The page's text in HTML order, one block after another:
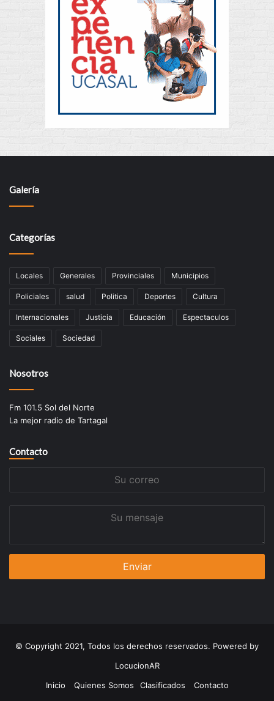
Galería
Categorías
Locales Generales Provinciales Municipios
Policiales salud Politica Deportes Cultura
Internacionales Justicia Educación Espectaculos
Sociales Sociedad
Nosotros
Fm 101.5 Sol del Norte
La mejor radio de Tartagal
Contacto
© Copyright 2021, Todos los derechos reservados. Powered by
LocucionAR
Inicio
Quienes Somos Clasificados Contacto